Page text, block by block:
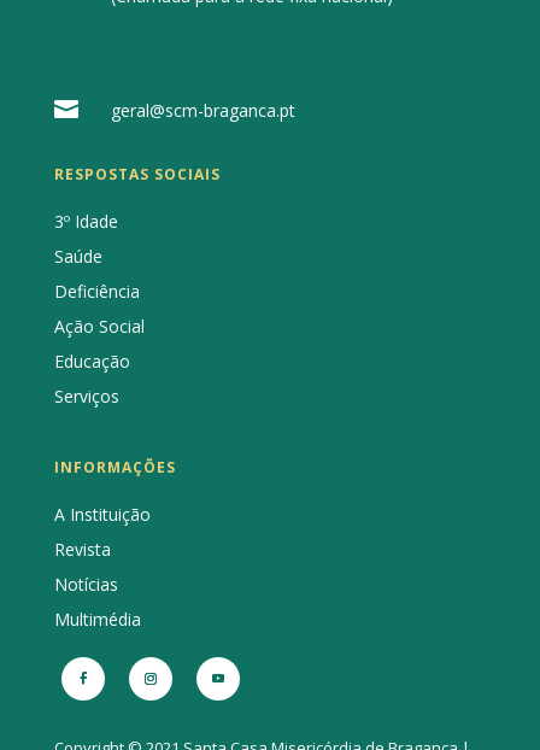
 geral@scm-braganca.pt
RESPOSTAS SOCIAIS
3º Idade
Saúde
Deficiência
Ação Social
Educação
Serviços
INFORMAÇÕES
A Instituição
Revista
Notícias
Multimédia